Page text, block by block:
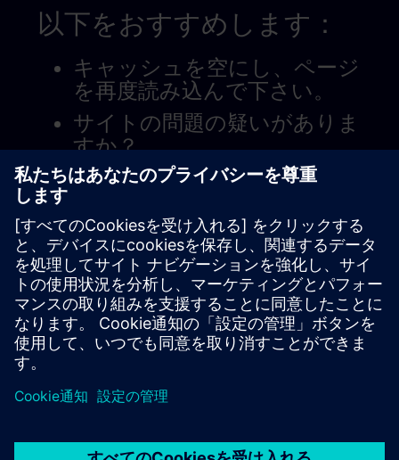
以下をおすすめします：
キャッシュを空にし、ページ
を再度読み込んで下さい。
サイトの問題の疑いがありま
すか？
問題を報告